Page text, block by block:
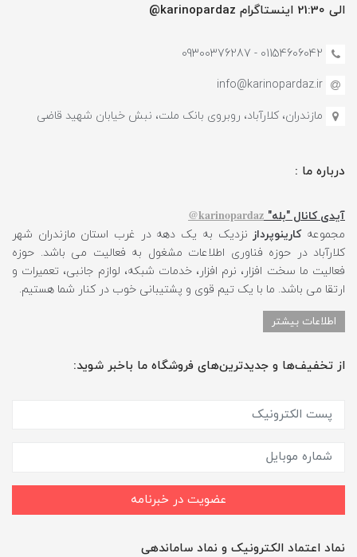
الی 21:30 اینستاگرام karinopardaz@
01154606042 - 09300376287
info@karinopardaz.ir
مازندران، کلارآباد، روبروی بانک ملت، نبش خیابان شهید قاضی
درباره ما :
آیدی کانال "بله" karinopardaz@
مجموعهکارینوپرداز نزدیک به یک دهه در غرب استان مازندران شهر
کلارآباد در حوزه فناوری اطلاعات مشغول به فعالیت می باشد. حوزه
فعالیت ما سخت افزار، نرم افزار، خدمات شبکه، لوازم جانبی، تعمیرات و
ارتقا می باشد. ما با یک تیم قوی و پشتیبانی خوب در کنار شما هستیم.
اطلاعات بیشتر
از تخفیف‌ها و جدیدترین‌های فروشگاه ما باخبر شوید:
عضویت در خبرنامه
نماد اعتماد الکترونیک و نماد ساماندهی